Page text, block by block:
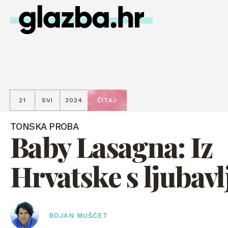
21 SVI 2024 ČITAJ
TONSKA PROBA
Baby Lasagna: Iz
Hrvatske s
BOJAN MUŠĆET